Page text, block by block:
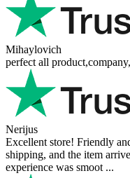
Mihaylovich
perfect all
Nerijus
Excellent store! Friendly
shipping, and the item
experience was smoot ...